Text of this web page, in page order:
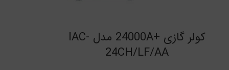
کولر گازی +24000A مدل IAC-
24CH/LF/AA